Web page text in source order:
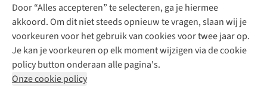
Door “Alles accepteren” te selecteren, ga je hiermee
akkoord. Om dit niet steeds opnieuw te vragen, slaan wij je
voorkeuren voor het gebruik van cookies voor twee jaar op.
Je kan je voorkeuren op elk moment wijzigen via de cookie
policy button onderaan alle pagina's.
Onze cookie policy
Disclaimer Privacy Policy
Algemene voorwaarden
Cookie Policy